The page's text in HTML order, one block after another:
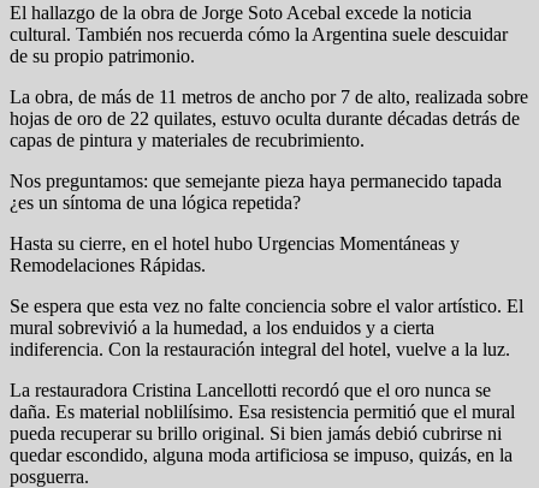
El hallazgo de la obra de Jorge Soto Acebal excede la noticia
cultural. También nos recuerda cómo la Argentina suele descuidar
de su propio patrimonio.
La obra, de más de 11 metros de ancho por 7 de alto, realizada sobre
hojas de oro de 22 quilates, estuvo oculta durante décadas detrás de
capas de pintura y materiales de recubrimiento.
Nos preguntamos: que semejante pieza haya permanecido tapada
¿es un síntoma de una lógica repetida?
Hasta su cierre, en el hotel hubo Urgencias Momentáneas y
Remodelaciones Rápidas.
Se espera que esta vez no falte conciencia sobre el valor artístico. El
mural sobrevivió a la humedad, a los enduidos y a cierta
indiferencia. Con la restauración integral del hotel, vuelve a la luz.
La restauradora Cristina Lancellotti recordó que el oro nunca se
daña. Es material noblilísimo. Esa resistencia permitió que el mural
pueda recuperar su brillo original. Si bien jamás debió cubrirse ni
quedar escondido, alguna moda artificiosa se impuso, quizás, en la
posguerra.